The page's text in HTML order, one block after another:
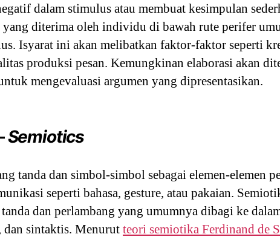
dalam stimulus atau membuat kesimpulan
diterima oleh individu di bawah rute perifer
Isyarat ini akan melibatkan faktor-faktor seperti
produksi pesan. Kemungkinan elaborasi akan
mengevaluasi argumen yang dipresentasikan.
Semiotics
tanda dan simbol-simbol sebagai elemen-elemen
seperti bahasa, gesture, atau pakaian.
dan perlambang yang umumnya dibagi ke
dan sintaktis. Menurut teori semiotika Ferdinand de